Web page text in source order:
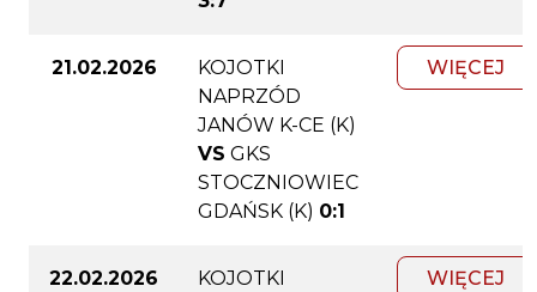
21.02.2026
KOJOTKI
NAPRZÓD
JANÓW K-CE (K)
VS GKS
STOCZNIOWIEC
GDAŃSK (K) 0:1
WIĘCEJ
22.02.2026 KOJOTKI WIĘCEJ